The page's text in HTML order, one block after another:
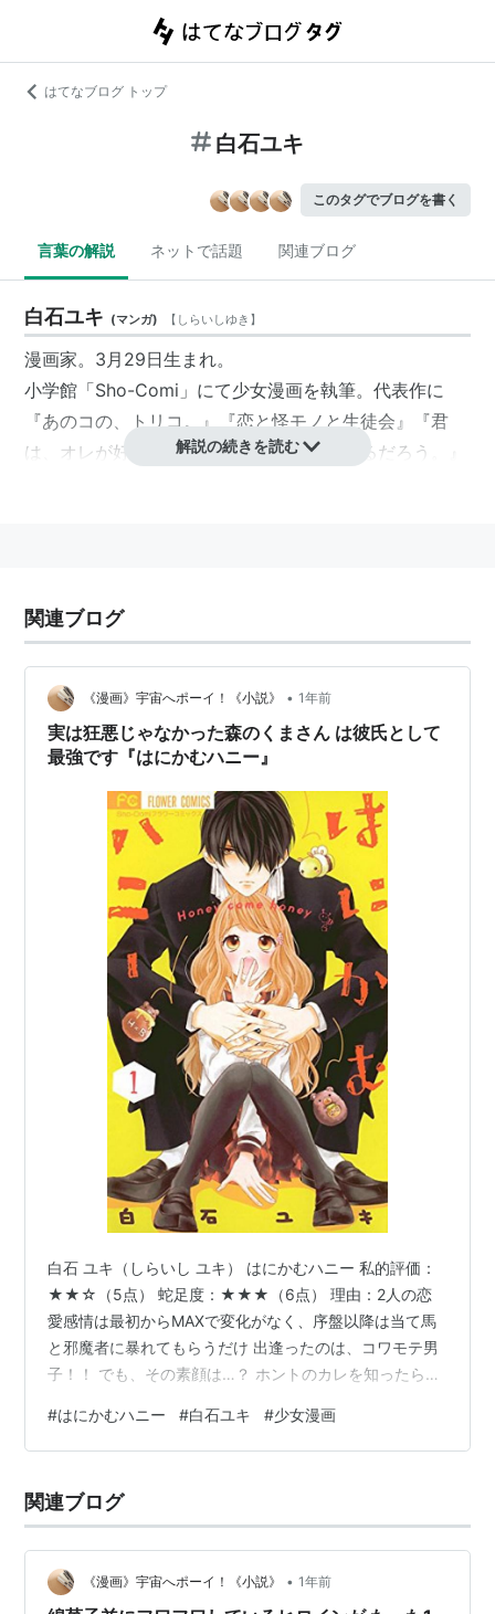
はてなブログ トップ
白石ユキ
このタグでブログを書く
言葉の解説 ネットで話題 関連ブログ
白石ユキ (マンガ) 【 しらいしゆき 】
漫画家。3月29日生まれ。
小学館「Sho-Comi」にて少女漫画を執筆。代表作に
『あのコの、トリコ。』『恋と怪モノと生徒会』『君
は、オレが好きだって言ったらどんな顔するだろう。』
解説の続きを読む
関連ブログ
《漫画》宇宙へポーイ！《小説》 • 1年前
実は狂悪じゃなかった森のくまさん は彼氏として
最強です『はにかむハニー』
白石 ユキ（しらいし ユキ） はにかむハニー 私的評価：
★★☆（5点） 蛇足度：★★★（6点） 理由：2人の恋
愛感情は最初からMAXで変化がなく、序盤以降は当て馬
と邪魔者に暴れてもらうだけ 出逢ったのは、コワモテ男
子！！ でも、その素顔は…？ ホントのカレを知ったら最
「かよわい女の子」と思われがちだけど、実はけっこう
武闘派な蜜と、コワモテな外見で「狂悪グリズリー」な
きな大人気ハンドメイド作家の熊谷くん。不器用だけど
一生懸命に自分を包みこんでくれる熊谷くんに、蜜はど
#はにかむハニー #白石ユキ #少女漫画
関連ブログ
《漫画》宇宙へポーイ！《小説》 • 1年前